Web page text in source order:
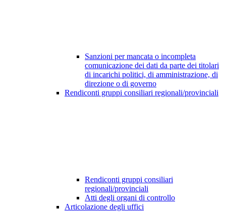
Sanzioni per mancata o incompleta
comunicazione dei dati da parte dei titolari
di incarichi politici, di amministrazione, di
direzione o di governo
Rendiconti gruppi consiliari regionali/provinciali
Rendiconti gruppi consiliari
regionali/provinciali
Atti degli organi di controllo
Articolazione degli uffici